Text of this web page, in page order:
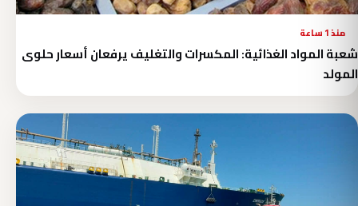
منذ 1 ساعة
شعبة المواد الغذائية: المكسرات والتغليف يرفعان أسعار حلوى
المولد